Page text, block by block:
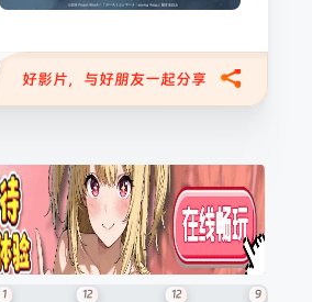
好影片，与好朋友一起分享
1 12 12 9